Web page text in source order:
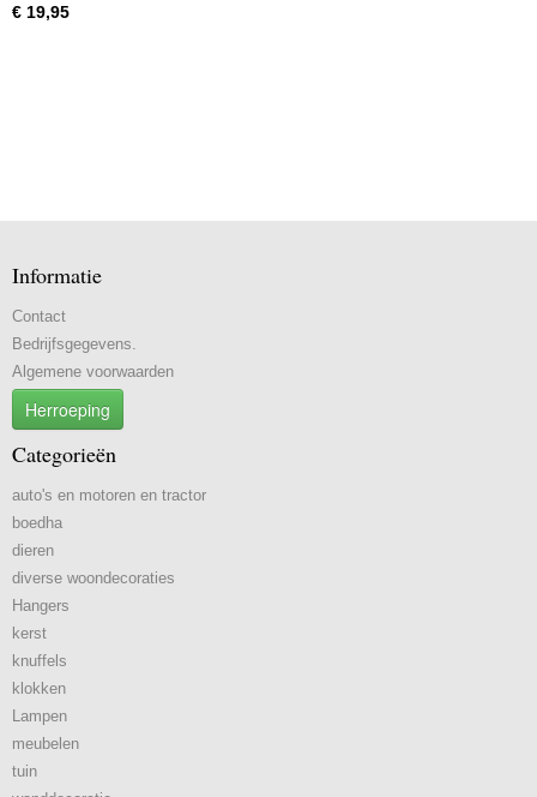
€ 19,95
Informatie
Contact
Bedrijfsgegevens.
Algemene voorwaarden
Herroeping
Categorieën
auto's en motoren en tractor
boedha
dieren
diverse woondecoraties
Hangers
kerst
knuffels
klokken
Lampen
meubelen
tuin